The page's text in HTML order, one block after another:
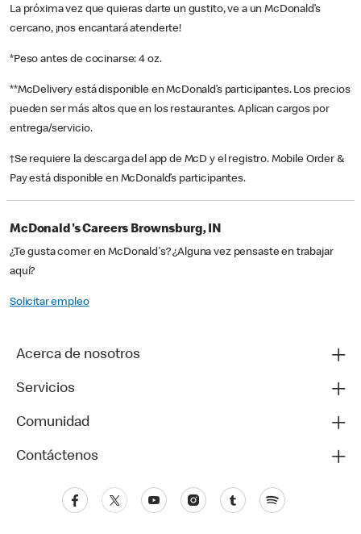
La próxima vez que quieras darte un gustito, ve a un McDonald’s
cercano, ¡nos encantará atenderte!
*Peso antes de cocinarse: 4 oz.
**McDelivery está disponible en McDonald’s participantes. Los precios
pueden ser más altos que en los restaurantes. Aplican cargos por
entrega/servicio.
†Se requiere la descarga del app de McD y el registro. Mobile Order &
Pay está disponible en McDonald’s participantes.
McDonald's Careers Brownsburg, IN
¿Te gusta comer en McDonald's? ¿Alguna vez pensaste en trabajar
aquí?
Solicitar empleo
Acerca de nosotros
Servicios
Comunidad
Contáctenos